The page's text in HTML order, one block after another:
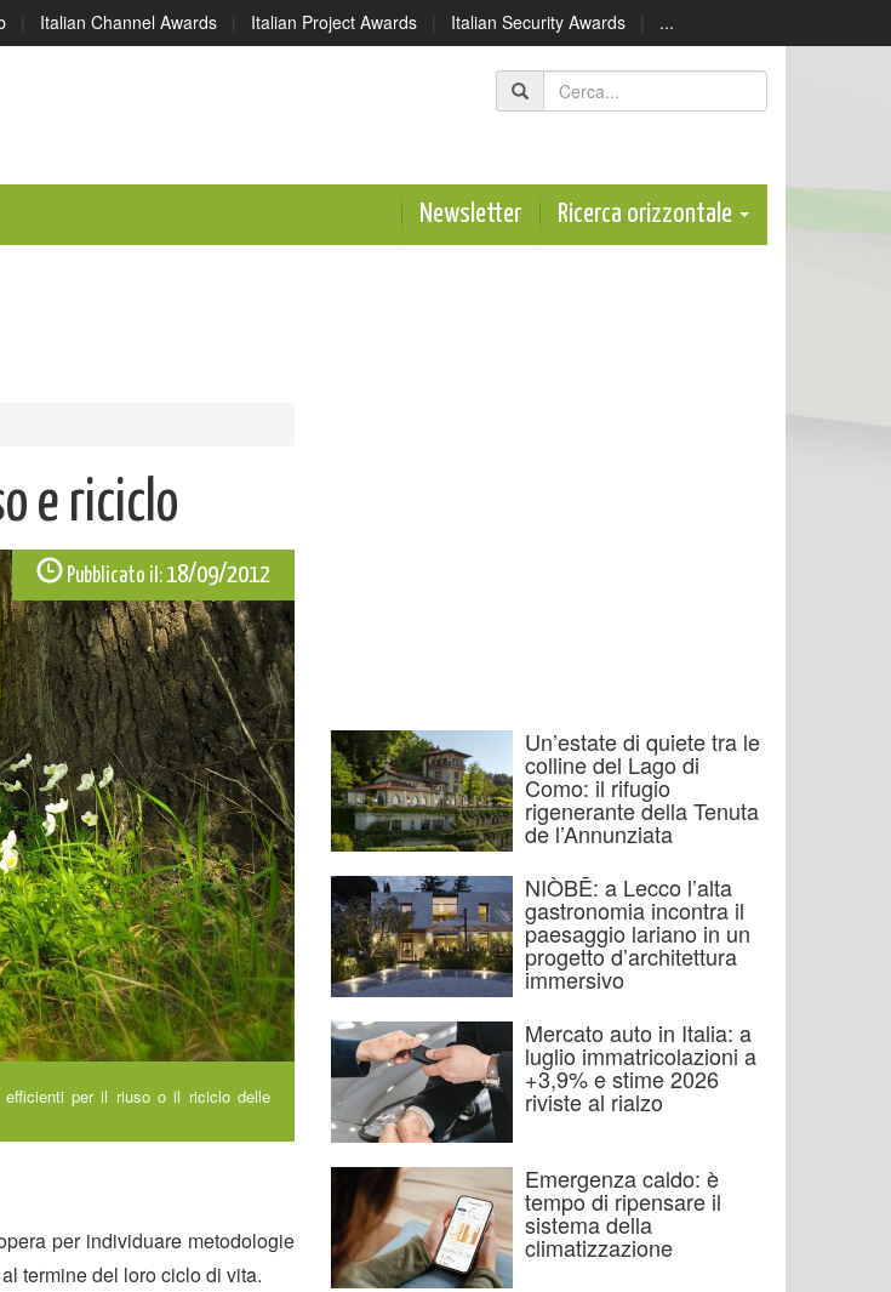
| Italian Channel Awards | Italian Project Awards | Italian Security Awards | ...
Newsletter Ricerca orizzontale
e riciclo
Pubblicato il:18/09/2012
efficienti per il riuso o il riciclo delle
per individuare metodologie
al termine del loro ciclo di vita.
Un’estate di quiete tra le
colline del Lago di
Como: il rifugio
rigenerante della Tenuta
de l’Annunziata
NIÒBĒ: a Lecco l’alta
gastronomia incontra il
paesaggio lariano in un
progetto d’architettura
immersivo
Mercato auto in Italia: a
luglio immatricolazioni a
+3,9% e stime 2026
riviste al rialzo
Emergenza caldo: è
tempo di ripensare il
sistema della
climatizzazione